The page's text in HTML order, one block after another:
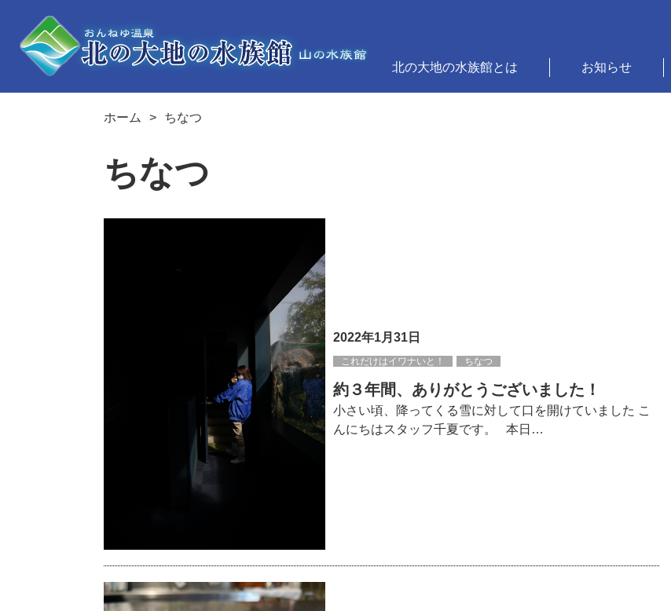
北の大地の水族館とは お知らせ
ホーム ちなつ
ちなつ
2022年1月31日
これだけはイワナいと！ ちなつ
約３年間、ありがとうございました！
小さい頃、降ってくる雪に対して口を開けていました こ
んにちはスタッフ千夏です。 本日…